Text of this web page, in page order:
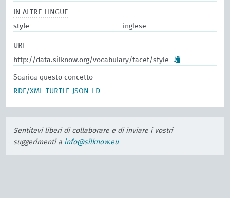
IN ALTRE LINGUE
style
inglese
URI
http://data.silknow.org/vocabulary/facet/style
Scarica questo concetto
RDF/XML
TURTLE JSON-LD
Sentitevi liberi di collaborare e di inviare i vostri
suggerimenti a info@silknow.eu